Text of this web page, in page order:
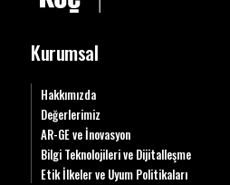
Kurumsal
Hakkımızda
Değerlerimiz
AR-GE ve İnovasyon
Bilgi Teknolojileri ve Dijitalleşme
Etik İlkeler ve Uyum Politikaları